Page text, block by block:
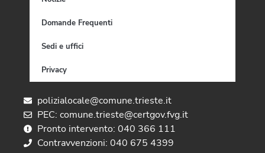
Domande Frequenti
Sedi e uffici
Privacy
polizialocale@comune.trieste.it
PEC: comune.trieste@certgov.fvg.it
Pronto intervento: 040 366 111
Contravvenzioni: 040 675 4399